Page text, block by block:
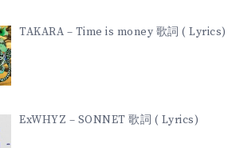
TAKARA – Time is money 歌詞 ( Lyrics)
ExWHYZ – SONNET 歌詞 ( Lyrics)